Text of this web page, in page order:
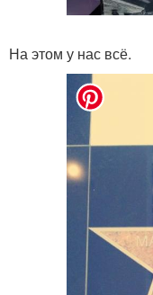
На этом у нас всё.